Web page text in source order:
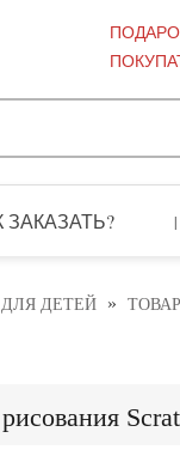
ЗАКАЗАТЬ? |
ДЕТЕЙ »